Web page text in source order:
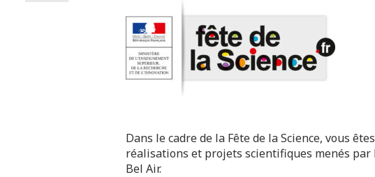
Dans le cadre de la Fête de la Science, vous
réalisations et projets scientifiques menés par
Bel Air.